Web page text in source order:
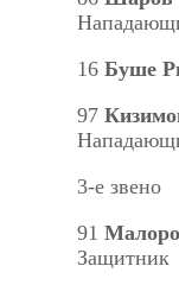
16 Буше
97
3-е звено
91
Защитник